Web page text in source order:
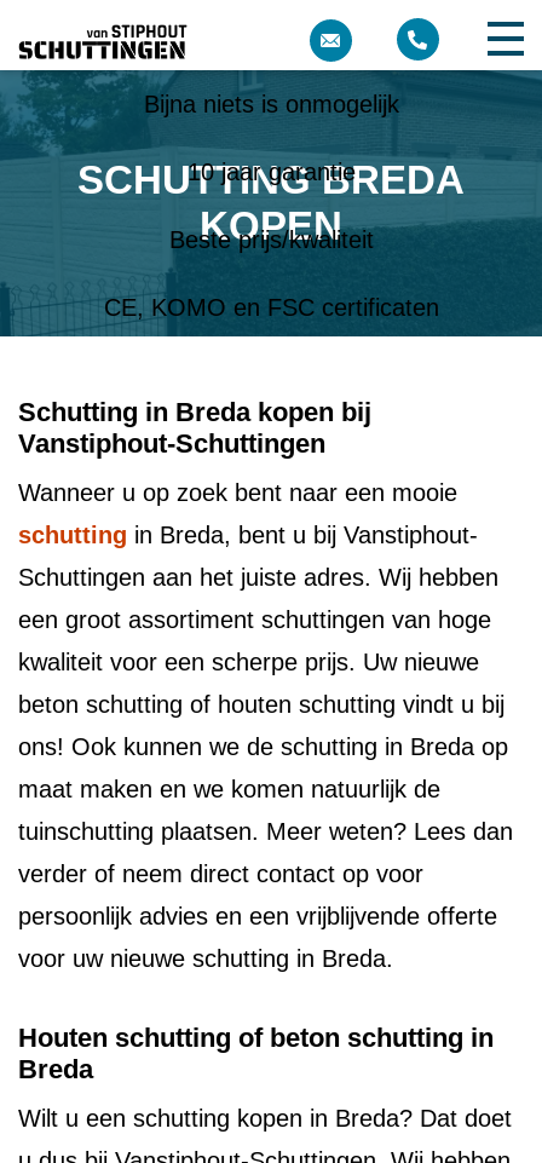
SCHUTTING BREDA
KOPEN
Meer dan 10 jaar ervaring
Bijna niets is onmogelijk
10 jaar garantie
Beste prijs/kwaliteit
CE, KOMO en FSC certificaten
Schutting in Breda kopen bij
Vanstiphout-Schuttingen
Wanneer u op zoek bent naar een mooie
schutting in Breda, bent u bij Vanstiphout-
Schuttingen aan het juiste adres. Wij hebben
een groot assortiment schuttingen van hoge
kwaliteit voor een scherpe prijs. Uw nieuwe
beton schutting of houten schutting vindt u bij
ons! Ook kunnen we de schutting in Breda op
maat maken en we komen natuurlijk de
tuinschutting plaatsen. Meer weten? Lees dan
verder of neem direct contact op voor
persoonlijk advies en een vrijblijvende offerte
voor uw nieuwe schutting in Breda.
Houten schutting of beton schutting in
Breda
Wilt u een schutting kopen in Breda? Dat doet